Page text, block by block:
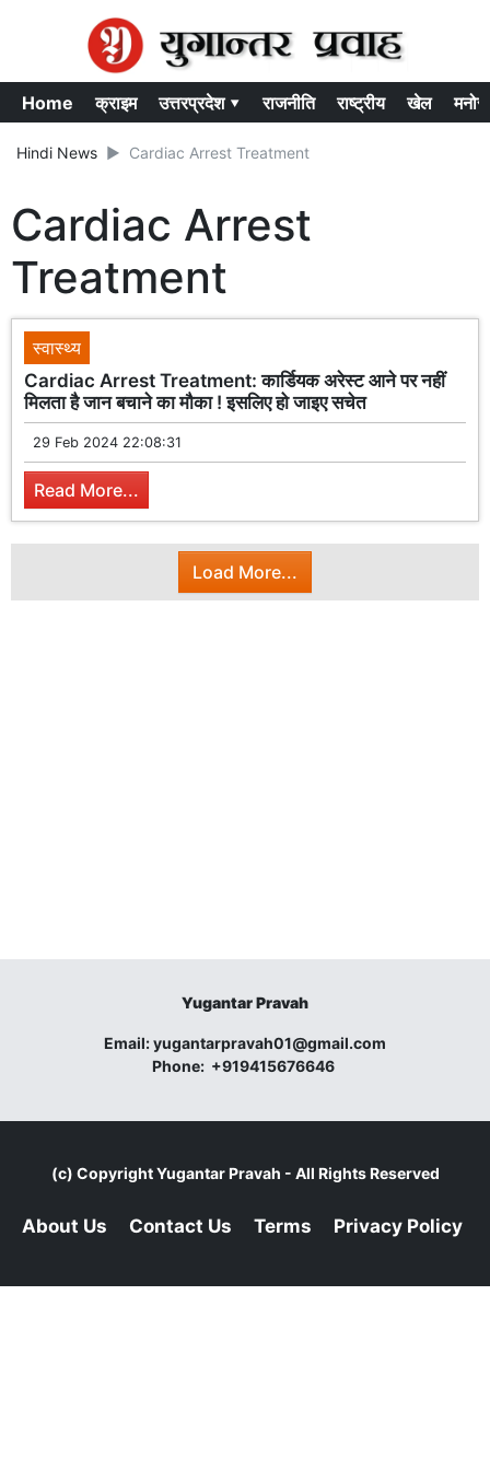
Home क्राइम उत्तरप्रदेश ▾ राजनीति राष्ट्रीय खेल
Hindi News Cardiac Arrest Treatment
Cardiac Arrest
Treatment
स्वास्थ्य
Cardiac Arrest Treatment: कार्डियक अरेस्ट आने पर नहीं
मिलता है जान बचाने का मौका ! इसलिए हो जाइए सचेत
29 Feb 2024 22:08:31
Read More...
Load More...
Yugantar Pravah
Email:yugantarpravah01@gmail.com
Phone: +919415676646
(c) CopyrightYugantar Pravah - All Rights Reserved
About Us Contact Us Terms Privacy Policy